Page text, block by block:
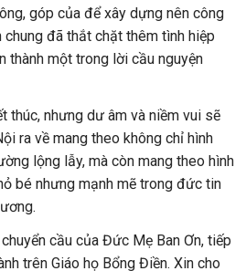
góp của để xây dựng nên công
đã thắt chặt thêm tình hiệp
thành một trong lời cầu nguyện
thúc, nhưng dư âm và niềm vui sẽ
ra về mang theo không chỉ hình
lộng lẫy, mà còn mang theo hình
bé nhưng mạnh mẽ trong đức tin
cầu của Đức Mẹ Ban Ơn, tiếp
trên Giáo họ Bổng Điền. Xin cho